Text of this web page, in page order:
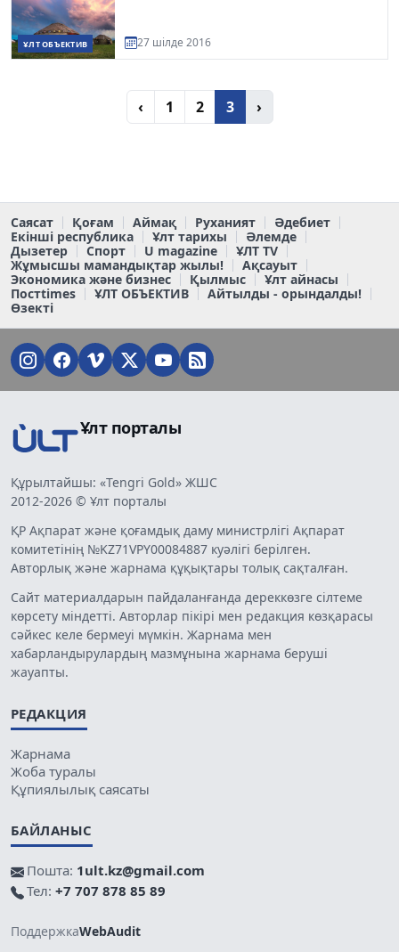
ҰЛТ ОБЪЕКТИВ 27 шілде 2016
‹ 1 2 3 ›
Саясат Қоғам Аймақ Руханият
Әдебиет
Екінші республика
Ұлт тарихы
Әлемде
Дызетер
Спорт U magazine
ҰЛТ TV
Жұмысшы мамандықтар жылы!
Ақсауыт
Экономика және бизнес
Қылмыс
Ұлт айнасы
Постtimes
ҰЛТ ОБЪЕКТИВ
Айтылды - орындалды!
Өзекті
Ұлт порталы
Құрылтайшы: «Tengri Gold» ЖШС
2012-2026 © Ұлт порталы
ҚР Ақпарат және қоғамдық даму министрлігі Ақпарат
комитетінің №KZ71VPY00084887 куәлігі берілген.
Авторлық және жарнама құқықтары толық сақталған.
Сайт материалдарын пайдаланғанда дереккөзге сілтеме
көрсету міндетті. Авторлар пікірі мен редакция көзқарасы
сәйкес келе бермеуі мүмкін. Жарнама мен
хабарландырулардың мазмұнына жарнама беруші
жауапты.
РЕДАКЦИЯ
Жарнама
Жоба туралы
Құпиялылық саясаты
БАЙЛАНЫС
Пошта: 1ult.kz@gmail.com
Тел: +7 707 878 85 89
ПоддержкаWebAudit